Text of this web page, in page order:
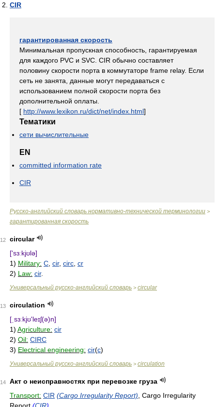
CIR
гарантированная скорость
Минимальная пропускная способность, гарантируемая
для каждого PVC и SVC. CIR обычно составляет
половину скорости порта в коммутаторе frame relay. Если
сеть не занята, данные могут передаваться с
использованием полной скорости порта без
дополнительной оплаты.
[ http://www.lexikon.ru/dict/net/index.html]
Тематики
сети вычислительные
EN
committed information rate
CIR
Русско-английский словарь нормативно-технической терминологии >
гарантированная скорость
12
circular
['sɜːkjʊlə]
1) Military: C cir, circ cr
2) Law: cir.
Универсальный русско-английский словарь > circular
13
circulation
[ˌsɜːkjʊ'leɪʃ(ə)n]
1) Agriculture: cir
2) Oil: CIRC
3) Electrical engineering: cir(c)
Универсальный русско-английский словарь > circulation
14
Акт о неисправностях при перевозке груза
Transport: CIR (Cargo Irregularity Report) , Cargo Irregularity